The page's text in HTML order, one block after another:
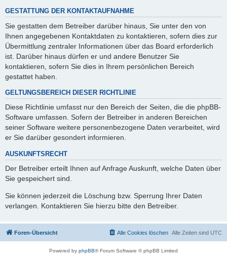
GESTATTUNG DER KONTAKTAUFNAHME
Sie gestatten dem Betreiber darüber hinaus, Sie unter den von
Ihnen angegebenen Kontaktdaten zu kontaktieren, sofern dies zur
Übermittlung zentraler Informationen über das Board erforderlich
ist. Darüber hinaus dürfen er und andere Benutzer Sie
kontaktieren, sofern Sie dies in Ihrem persönlichen Bereich
gestattet haben.
GELTUNGSBEREICH DIESER RICHTLINIE
Diese Richtlinie umfasst nur den Bereich der Seiten, die die phpBB-
Software umfassen. Sofern der Betreiber in anderen Bereichen
seiner Software weitere personenbezogene Daten verarbeitet, wird
er Sie darüber gesondert informieren.
AUSKUNFTSRECHT
Der Betreiber erteilt Ihnen auf Anfrage Auskunft, welche Daten über
Sie gespeichert sind.
Sie können jederzeit die Löschung bzw. Sperrung Ihrer Daten
verlangen. Kontaktieren Sie hierzu bitte den Betreiber.
Foren-Übersicht Alle Zeiten sind UTC
Alle Cookies löschen
Powered by phpBB® Forum Software © phpBB Limited